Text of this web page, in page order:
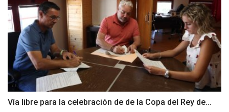
Vía libre para la celebración de de la Copa del Rey de...